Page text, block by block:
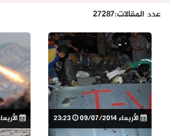
عدد المقالات:27287
الأربعاء 09/07/2014 الأربعاء 09/07/